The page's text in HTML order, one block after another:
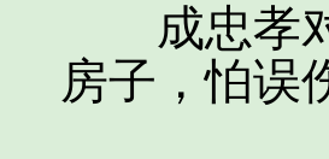
成忠孝对
房子，怕误